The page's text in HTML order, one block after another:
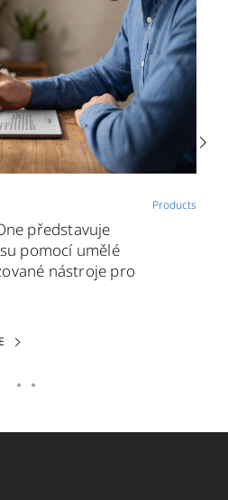
Products
představuje
pomocí umělé
nástroje pro
PŘEČTĚTE SI VÍCE: